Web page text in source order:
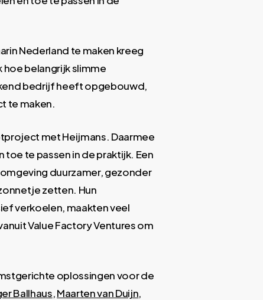
Nederland te maken kreeg
belangrijk slimme
bedrijf heeft opgebouwd,
te maken.
met Heijmans. Daarmee
te passen in de praktijk. Een
duurzamer, gezonder
zetten. Hun
verkoelen, maakten veel
Value Factory Ventures om
oplossingen voor de
Ballhaus,Maarten van Duijn,